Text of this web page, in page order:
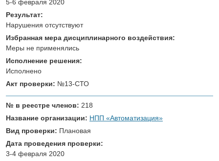
5-6 февраля 2020
Результат:
Нарушения отсутствуют
Избранная мера дисциплинарного воздействия:
Меры не применялись
Исполнение решения:
Исполнено
Акт проверки: №13-СТО
№ в реестре членов: 218
Название организации: НПП «Автоматизация»
Вид проверки: Плановая
Дата проведения проверки:
3-4 февраля 2020